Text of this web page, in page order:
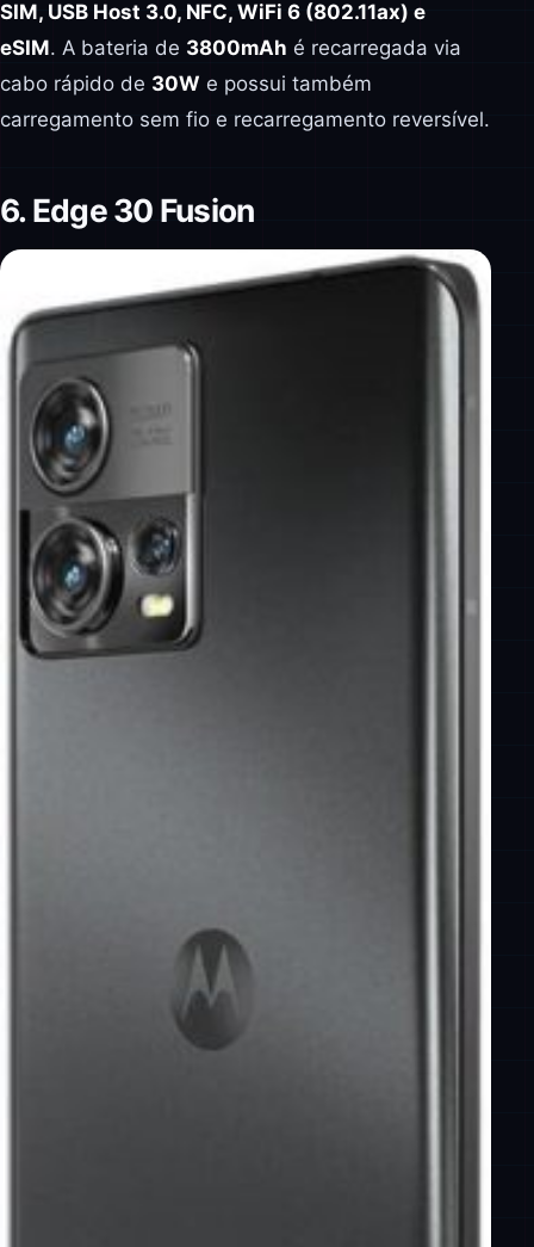
SIM, USB Host 3.0, NFC, WiFi 6 (802.11ax) e
eSIM. A bateria de 3800mAh é recarregada via
cabo rápido de 30W e possui também
carregamento sem fio e recarregamento reversível.
6. Edge 30 Fusion